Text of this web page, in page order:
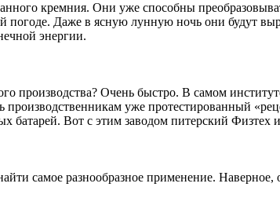
кремния. Они уже способны
Даже в ясную лунную ночь они будут
энергии.
производства? Очень быстро. В самом
производственникам уже протестированный
батарей. Вот с этим заводом питерский Физтех и
самое разнообразное применение.